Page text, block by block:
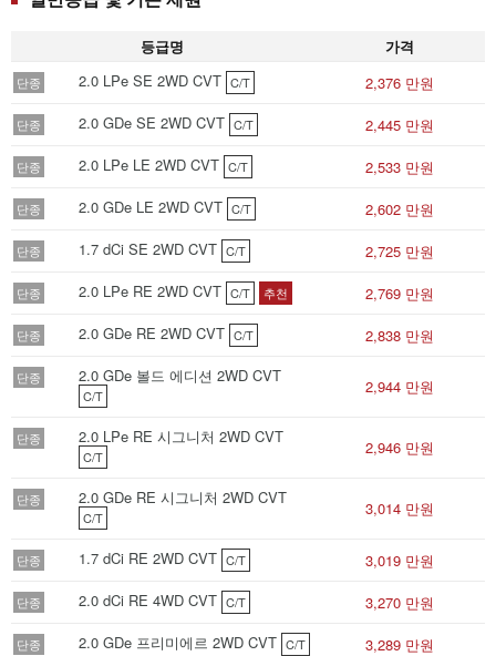
등급명 가격
단종 2.0 LPe SE 2WD CVT C/T 2,376 만원
단종 2.0 GDe SE 2WD CVT C/T 2,445 만원
단종 2.0 LPe LE 2WD CVT C/T 2,533 만원
단종 2.0 GDe LE 2WD CVT C/T 2,602 만원
단종 1.7 dCi SE 2WD CVT C/T 2,725 만원
단종 2.0 LPe RE 2WD CVT C/T 추천 2,769 만원
단종 2.0 GDe RE 2WD CVT C/T 2,838 만원
단종 2.0 GDe 볼드 에디션 2WD CVT
C/T 2,944 만원
단종 2.0 LPe RE 시그니처 2WD CVT
C/T 2,946 만원
단종 2.0 GDe RE 시그니처 2WD CVT
C/T 3,014 만원
단종 1.7 dCi RE 2WD CVT C/T 3,019 만원
단종 2.0 dCi RE 4WD CVT C/T 3,270 만원
단종 2.0 GDe 프리미에르 2WD CVT C/T 3,289 만원